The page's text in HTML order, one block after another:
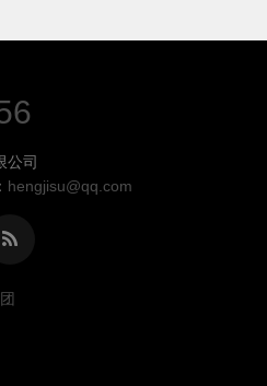
公司
hengjisu@qq.com